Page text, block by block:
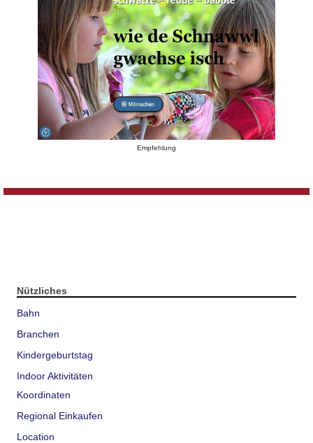
Empfehlung
Nützliches
Bahn
Branchen
Kindergeburtstag
Indoor Aktivitäten
Koordinaten
Regional Einkaufen
Location